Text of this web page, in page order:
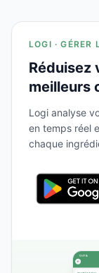
LOGI ·
Réduisez
meilleurs
Logi analyse
en temps réel
chaque